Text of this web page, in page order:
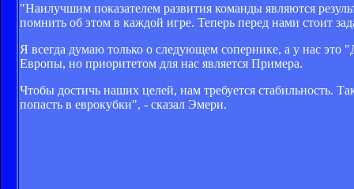
"Наилучшим показателем развития команды являются
помнить об этом в каждой игре. Теперь перед нами стоит
Я всегда думаю только о следующем сопернике, а у нас это
Европы, но приоритетом для нас является Примера.
Чтобы достичь наших целей, нам требуется стабильность.
попасть в еврокубки", - сказал Эмери.